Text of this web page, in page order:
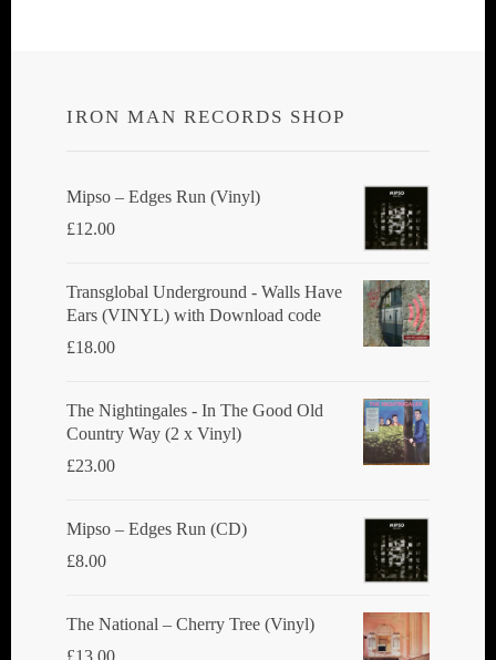
IRON MAN RECORDS SHOP
Mipso ‎– Edges Run (Vinyl)
£12.00
Transglobal Underground - Walls Have
Ears (VINYL) with Download code
£18.00
The Nightingales - In The Good Old
Country Way (2 x Vinyl)
£23.00
Mipso ‎– Edges Run (CD)
£8.00
The National ‎– Cherry Tree (Vinyl)
£13.00